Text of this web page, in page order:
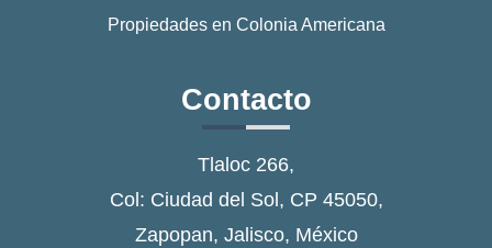
Propiedades en Colonia Americana
Contacto
Tlaloc 266,
Col: Ciudad del Sol, CP 45050,
Zapopan, Jalisco, México